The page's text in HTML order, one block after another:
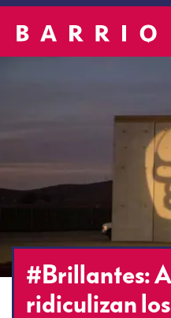
#Brillantes:
ridiculizan